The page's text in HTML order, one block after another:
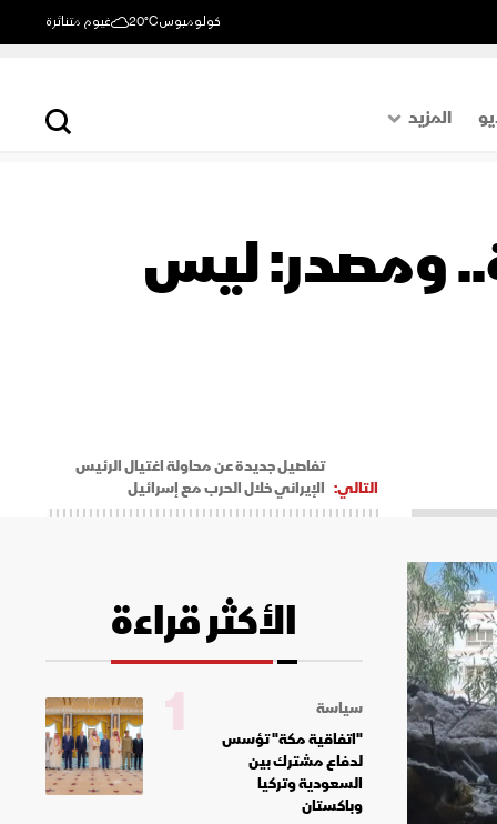
كولومبوس20°C غيوم متناثرة
المزيد
اقتصادومصدر: ليس
التالي:
تفاصيل جديدة عن محاولة اغتيال الرئيس
الإيراني خلال الحرب مع إسرائيل
الأكثر قراءة
سياسة
"اتفاقية مكة" تؤسس
لدفاع مشترك بين
السعودية وتركيا
وباكستان
1